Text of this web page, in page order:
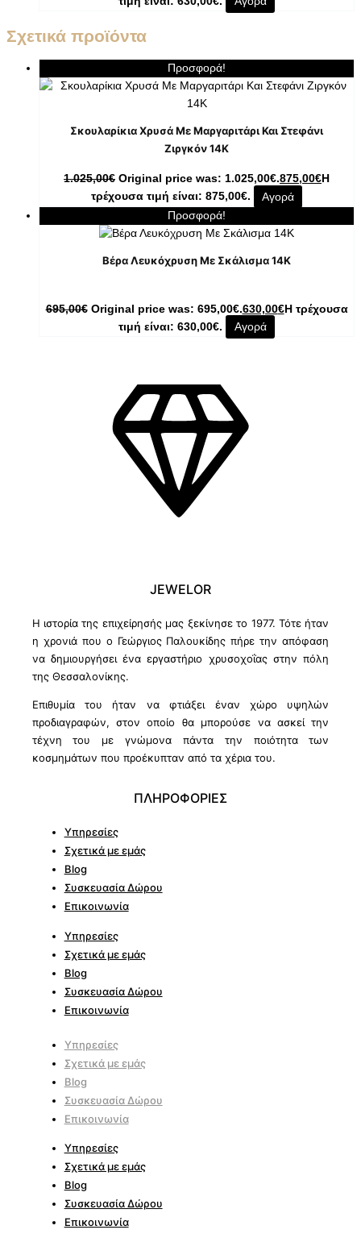
Σχετικά προϊόντα
Προσφορά!
Σκουλαρίκια Χρυσά Με Μαργαριτάρι Και Στεφάνι
Ζιργκόν 14K
1.025,00€ Original price was: 1.025,00€.875,00€ Η
τρέχουσα τιμή είναι: 875,00€.
Αγορά
Προσφορά!
Βέρα Λευκόχρυση Με Σκάλισμα 14Κ
695,00€ Original price was: 695,00€.630,00€Η τρέχουσα
τιμή είναι: 630,00€.
Αγορά
JEWELOR
Η ιστορία της επιχείρησής μας ξεκίνησε το 1977. Τότε ήταν
η χρονιά που ο Γεώργιος Παλουκίδης πήρε την απόφαση
να δημιουργήσει ένα εργαστήριο χρυσοχοΐας στην πόλη
της Θεσσαλονίκης.
Επιθυμία του ήταν να φτιάξει έναν χώρο υψηλών
προδιαγραφών, στον οποίο θα μπορούσε να ασκεί την
τέχνη του με γνώμονα πάντα την ποιότητα των
κοσμημάτων που προέκυπταν από τα χέρια του.
ΠΛΗΡΟΦΟΡΙΕΣ
Υπηρεσίες
Σχετικά με εμάς
Blog
Συσκευασία Δώρου
Επικοινωνία
Υπηρεσίες
Σχετικά με εμάς
Blog
Συσκευασία Δώρου
Επικοινωνία
Υπηρεσίες
Σχετικά με εμάς
Blog
Συσκευασία Δώρου
Επικοινωνία
Υπηρεσίες
Σχετικά με εμάς
Blog
Συσκευασία Δώρου
Επικοινωνία